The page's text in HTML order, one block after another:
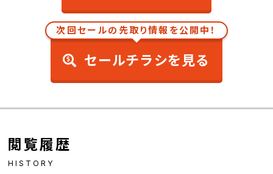
次回セールの先取り情報を公開中！
セールチラシを見る
閲覧履歴
HISTORY